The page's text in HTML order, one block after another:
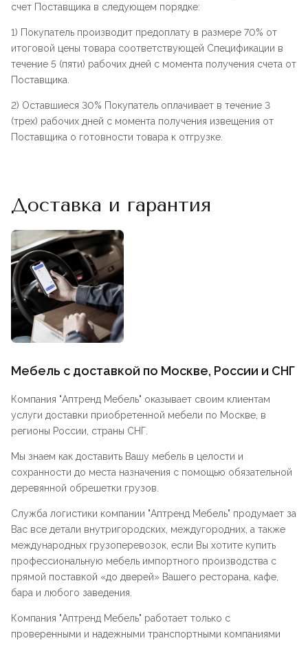
счет Поставщика в следующем порядке:
1) Покупатель производит предоплату в размере 70% от
итоговой цены товара соответствующей Спецификации в
течение 5 (пяти) рабочих дней с момента получения счета от
Поставщика.
2) Оставшиеся 30% Покупатель оплачивает в течение 3
(трех) рабочих дней с момента получения извещения от
Поставщика о готовности товара к отгрузке.
Доставка и гарантия
Мебель с доставкой по Москве, России и СНГ
Компания "Аптренд Мебель" оказывает своим клиентам
услуги доставки приобретенной мебели по Москве, в
регионы России, страны СНГ.
Мы знаем как доставить Вашу мебель в целости и
сохранности до места назначения с помощью обязательной
деревянной обрешетки грузов.
Служба логистики компании "Аптренд Мебель" продумает за
Вас все детали внутригородских, междугородних, а также
международных грузоперевозок, если Вы хотите купить
профессиональную мебель импортного производства с
прямой поставкой «до дверей» Вашего ресторана, кафе,
бара и любого заведения.
Компания "Аптренд Мебель" работает только с
проверенными и надежными транспортными компаниями